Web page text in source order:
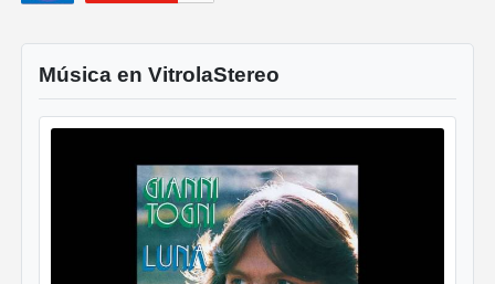
Música en VitrolaStereo